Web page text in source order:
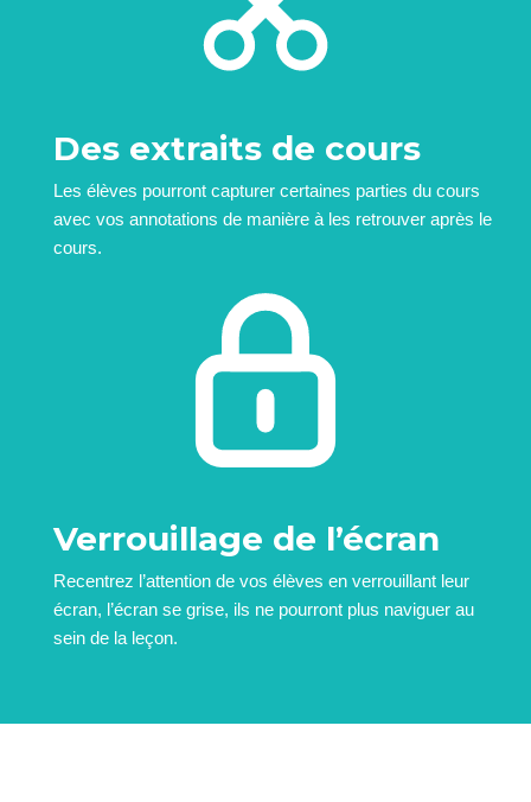
Des extraits de cours
Les élèves pourront capturer certaines parties du cours
avec vos annotations de manière à les retrouver après le
cours.
Verrouillage de l’écran
Recentrez l’attention de vos élèves en verrouillant leur
écran, l’écran se grise, ils ne pourront plus naviguer au
sein de la leçon.